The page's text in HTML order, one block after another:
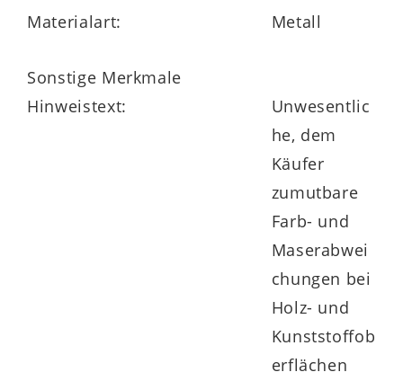
Materialart:
Metall
Sonstige Merkmale
Hinweistext:
Unwesentlic
he, dem
Käufer
zumutbare
Farb- und
Maserabwei
chungen bei
Holz- und
Kunststoffob
erflächen